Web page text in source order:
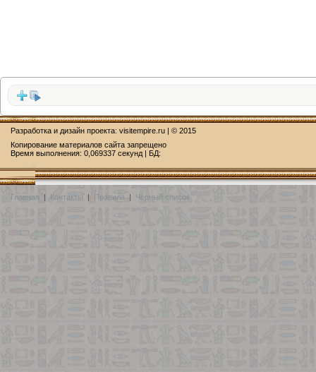
Разработка и дизайн проекта: visitempire.ru | © 2015
Копирование материалов сайта запрещено
Время выполнения: 0,069337 секунд | БД:
Главная | Контакты | Правила | Чёрный список